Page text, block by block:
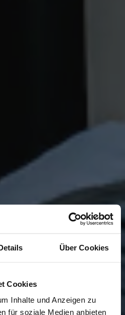
Über Cookies
Cookies
Inhalte und Anzeigen zu
für soziale Medien anbieten
Sie